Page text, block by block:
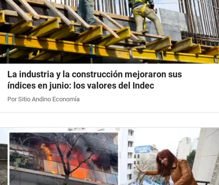
La industria y la construcción mejoraron sus
índices en junio: los valores del Indec
Por Sitio Andino Economía